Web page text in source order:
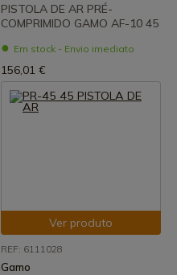
PISTOLA DE AR PRÉ-
COMPRIMIDO GAMO AF-10 45
Em stock - Envio imediato
156,01 €
Ver produto
REF: 6111028
Gamo